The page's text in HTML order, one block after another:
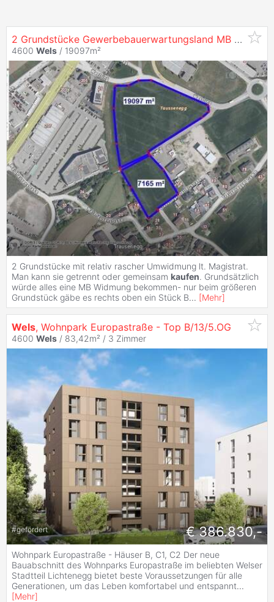
2 Grundstücke Gewerbebauerwartungsland MB und B am Westring
4600 Wels / 19097m²
2 Grundstücke mit relativ rascher Umwidmung lt. Magistrat.
Man kann sie getrennt oder gemeinsam kaufen. Grundsätzlich
würde alles eine MB Widmung bekommen- nur beim größeren
Grundstück gäbe es rechts oben ein Stück B... [Mehr]
Wels, Wohnpark Europastraße - Top B/13/5.OG
4600 Wels / 83,42m² / 3 Zimmer
#gefördert € 386.830,-
Wohnpark Europastraße - Häuser B, C1, C2 Der neue
Bauabschnitt des Wohnparks Europastraße im beliebten Welser
Stadtteil Lichtenegg bietet beste Voraussetzungen für alle
Generationen, um das Leben komfortabel und entspannt...
[Mehr]